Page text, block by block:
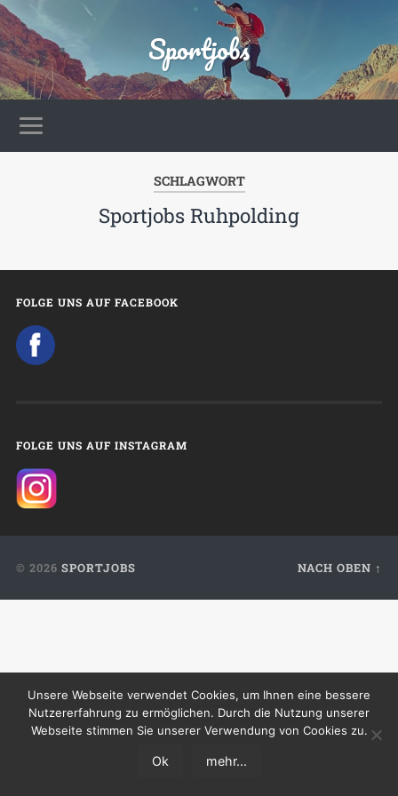
Sportjobs
SCHLAGWORT
Sportjobs Ruhpolding
FOLGE UNS AUF FACEBOOK
FOLGE UNS AUF INSTAGRAM
© 2026 SPORTJOBS NACH OBEN ↑
Unsere Webseite verwendet Cookies, um Ihnen eine bessere
Nutzererfahrung zu ermöglichen. Durch die Nutzung unserer
Webseite stimmen Sie unserer Verwendung von Cookies zu.
Ok mehr...